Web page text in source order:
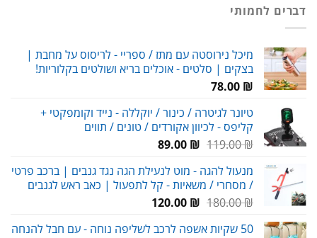
דברים לחמותי
מיכל נירוסטה עם מתז / ספריי - לריסוס על מחבת |
בצקים | סלטים - אוכלים בריא ושולטים בקלוריות!
78.00 ₪
טיונר לגיטרה / כינור / יוקללה - נייד וקומפקטי +
קליפס - לכיוון אקורדים / טונים / תווים
119.00₪
המחיר
היה:
119.00 ₪.
89.00 ₪
המחיר
הוא:
89.00 ₪.
מנעול להגה - מוט לנעילת הגה נגד גנבים | ברכב פרטי
/ מסחרי / משאיות - קל לתפעול | כאב ראש לגנבים
180.00₪
המחיר
היה:
120.00 ₪
המחיר
הוא:
50 שקיות אשפה לרכב לשליפה נוחה - עם חבל להנחה